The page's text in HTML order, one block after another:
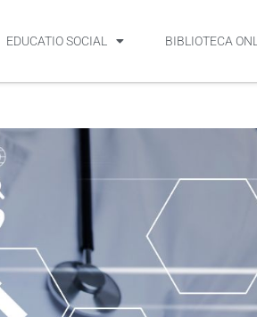
EDUCATIO SOCIAL BIBLIOTECA